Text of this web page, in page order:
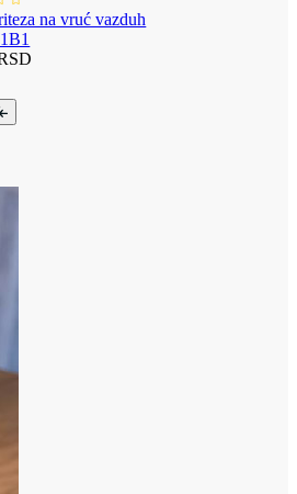
na vruć vazduh